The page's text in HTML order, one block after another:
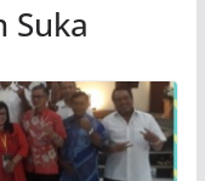
Suka